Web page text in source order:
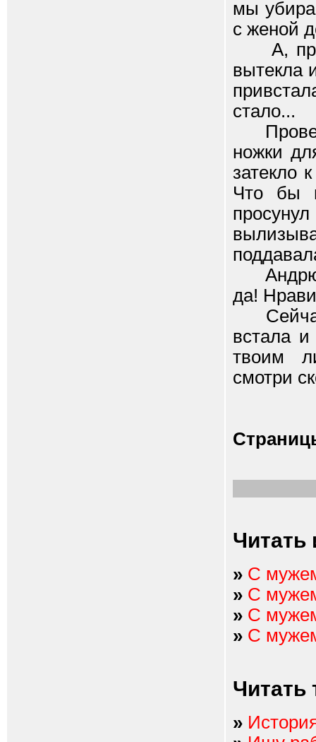
мы
с женой
А,
вытекла
стало...
ножки
затекло
Что бы
да!
Сейчас
встала
твоим
смотри
Читать
» С
» С
» С
» С
Читать
»